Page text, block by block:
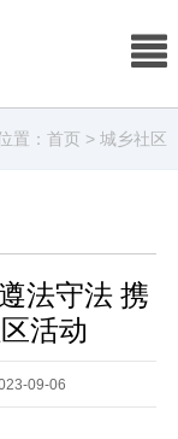
置：首页 > 城乡社区
法守法 携
活动
09-06